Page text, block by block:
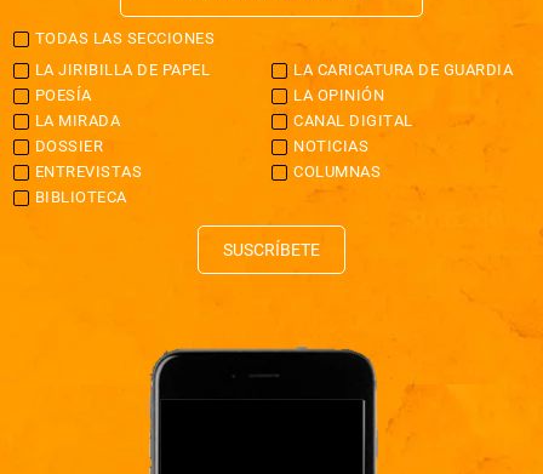
TODAS LAS SECCIONES
LA JIRIBILLA DE PAPEL
LA CARICATURA DE GUARDIA
POESÍA
LA OPINIÓN
LA MIRADA
CANAL DIGITAL
DOSSIER
NOTICIAS
ENTREVISTAS
COLUMNAS
BIBLIOTECA
SUSCRÍBETE